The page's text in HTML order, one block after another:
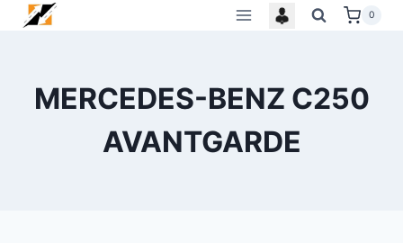
Skip
0
MERCEDES-BENZ C250
AVANTGARDE